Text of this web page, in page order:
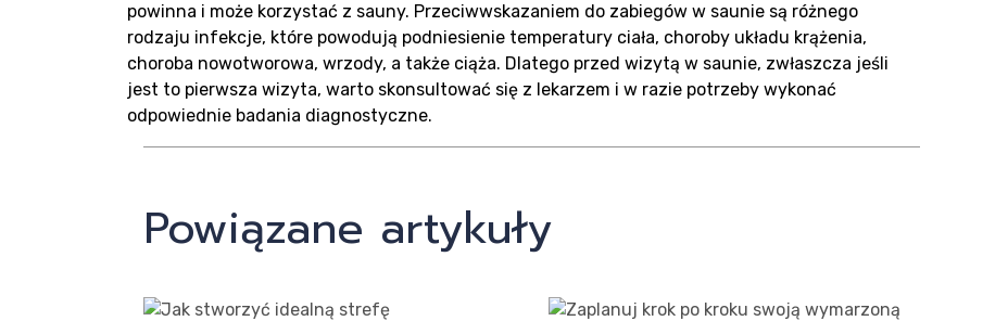
powinna i może korzystać z sauny. Przeciwwskazaniem do zabiegów w saunie są różnego
rodzaju infekcje, które powodują podniesienie temperatury ciała, choroby układu krążenia,
choroba nowotworowa, wrzody, a także ciąża. Dlatego przed wizytą w saunie, zwłaszcza jeśli
jest to pierwsza wizyta, warto skonsultować się z lekarzem i w razie potrzeby wykonać
odpowiednie badania diagnostyczne.
Powiązane artykuły